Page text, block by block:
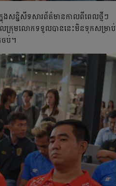
ង​សន្និសីទសារព័ត៌មាន​កាល​ពី​ពេល​ថ្មីៗ​
ែល​ក្រុម​លោក​ទទួល​បាន​នេះ​មិន​ទុក​សម្រាប់​
ចប់។